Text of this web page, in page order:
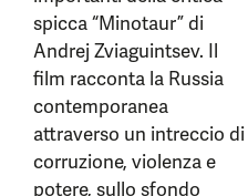
spicca “Minotaur” di
Andrej Zviaguintsev. Il
film racconta la Russia
contemporanea
attraverso un intreccio di
corruzione, violenza e
potere, sullo sfondo